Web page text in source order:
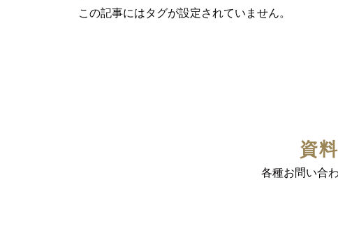
この記事にはタグが設定されていません。
資
各種お問い合